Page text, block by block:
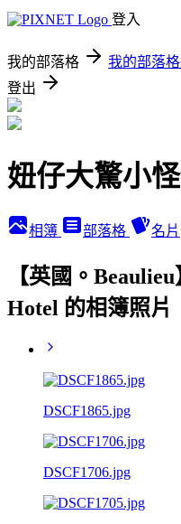
登入
我的部落格 我的部落
登出
妞仔大驚小
相簿 部落格 名片
【英國。
Hotel 的相簿照片
DSCF1865.jpg
DSCF1706.jpg